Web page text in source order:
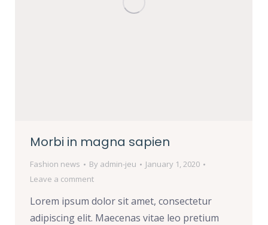
Morbi in magna sapien
Fashion news By admin-jeu
January 1, 2020
Leave a comment
Lorem ipsum dolor sit amet, consectetur
adipiscing elit. Maecenas vitae leo pretium